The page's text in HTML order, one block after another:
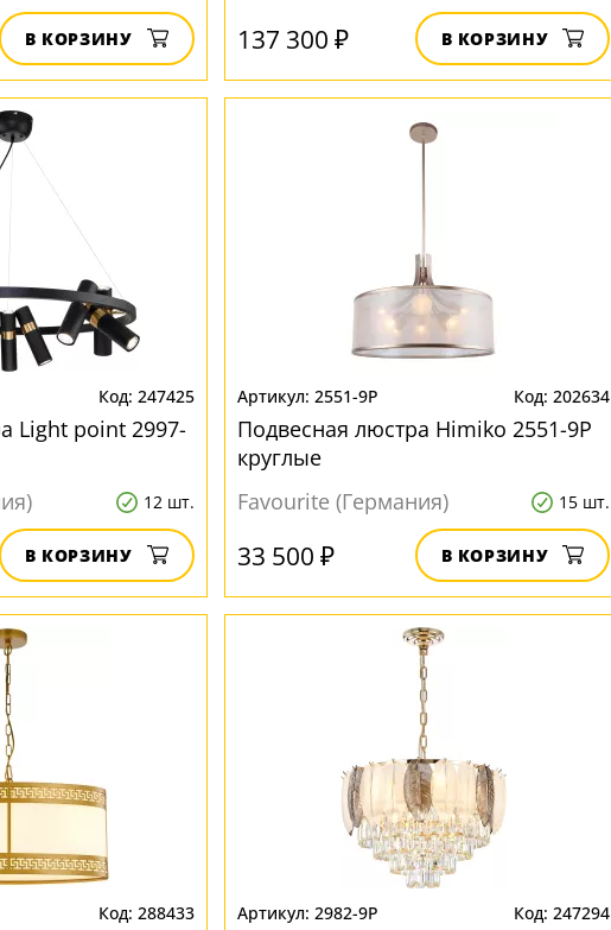
В КОРЗИНУ 137 300 ₽ В КОРЗИНУ
247425
Light point 2997-
12 шт.
В КОРЗИНУ
2551-9P 202634
Подвесная люстра Himiko 2551-9P
круглые
Favourite (Германия)
15 шт.
33 500 ₽ В КОРЗИНУ
288433 2982-9P 247294